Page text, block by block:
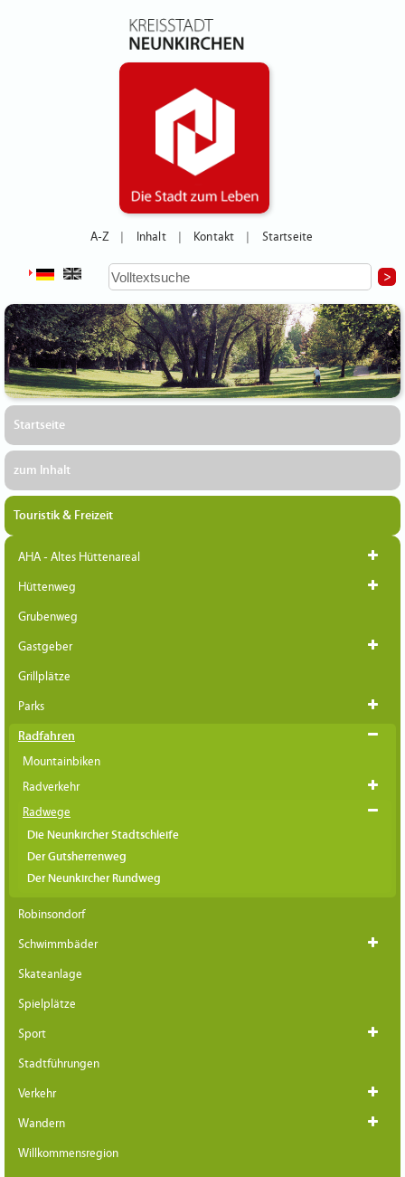
A-Z Inhalt Kontakt Startseite
Startseite
zum Inhalt
Touristik & Freizeit
AHA - Altes Hüttenareal
Hüttenweg
Grubenweg
Gastgeber
Grillplätze
Parks
Radfahren
Mountainbiken
Radverkehr
Radwege
Die Neunkircher Stadtschleife
Der Gutsherrenweg
Der Neunkircher Rundweg
Robinsondorf
Schwimmbäder
Skateanlage
Spielplätze
Sport
Stadtführungen
Verkehr
Wandern
Willkommensregion